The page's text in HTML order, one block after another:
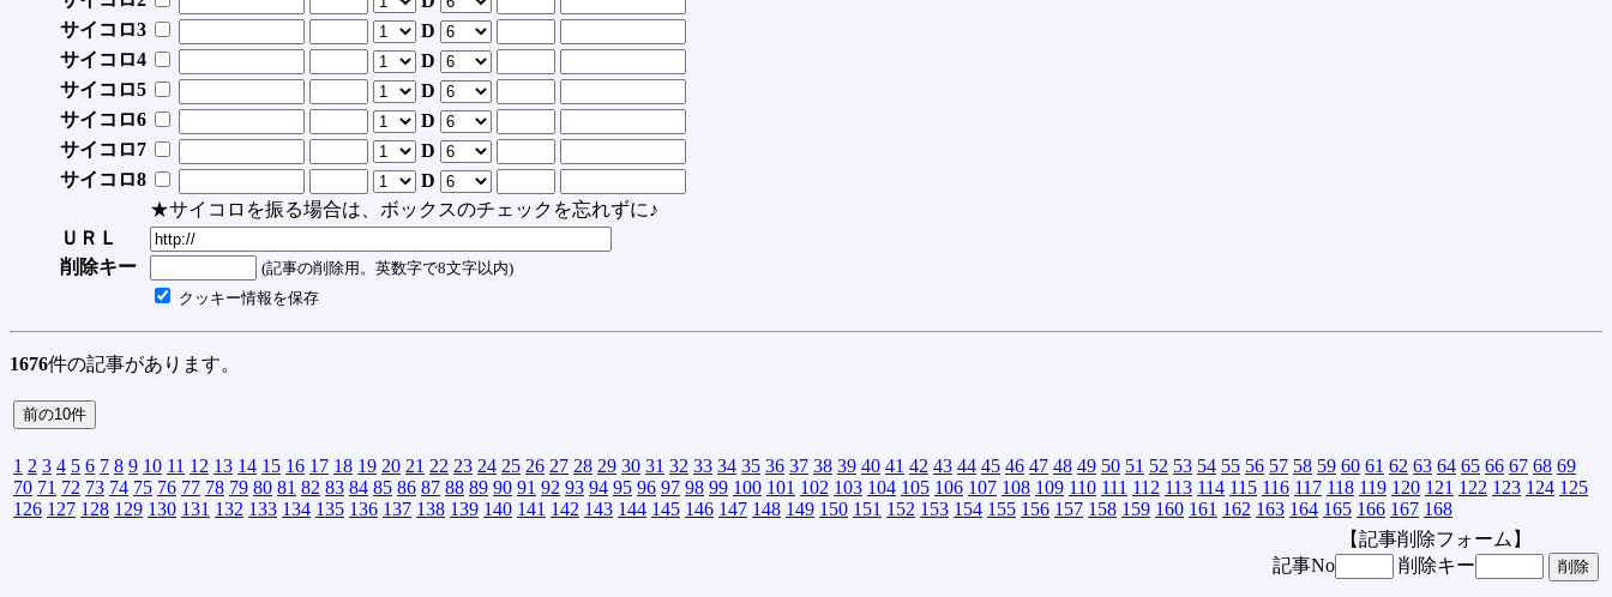
サイコロ3
D
サイコロ4
D
サイコロ5
D
サイコロ6
D
サイコロ7
D
サイコロ8
D
★サイコロを振る場合は、ボックスのチェックを忘れずに♪
ＵＲＬ
削除キー
(記事の削除用。英数字で8文字以内)
クッキー情報を保存
1676件の記事があります。
1 2 3 4 5 6 7 8 9 10 11 12 13 14 15 16 17 18 19 20 21 22 23 24 25 26 27 28 29 30 31 32 33 34 35 36 37 38 39 40 41 42 43 44 45 46 47 48 49 50 51 52 53 54 55 56 57 58 59 60 61 62 63 64 65 66 67 68 69
70 71 72 73 74 75 76 77 78 79 80 81 82 83 84 85 86 87 88 89 90 91 92 93 94 95 96 97 98 99 100 101 102 103 104 105 106 107 108 109 110 111 112 113 114 115 116 117 118 119 120 121 122 123 124 125
126 127 128 129 130 131 132 133 134 135 136 137 138 139 140 141 142 143 144 145 146 147 148 149 150 151 152 153 154 155 156 157 158 159 160 161 162 163 164 165 166 167 168
【記事削除フォーム】
記事No
削除キー